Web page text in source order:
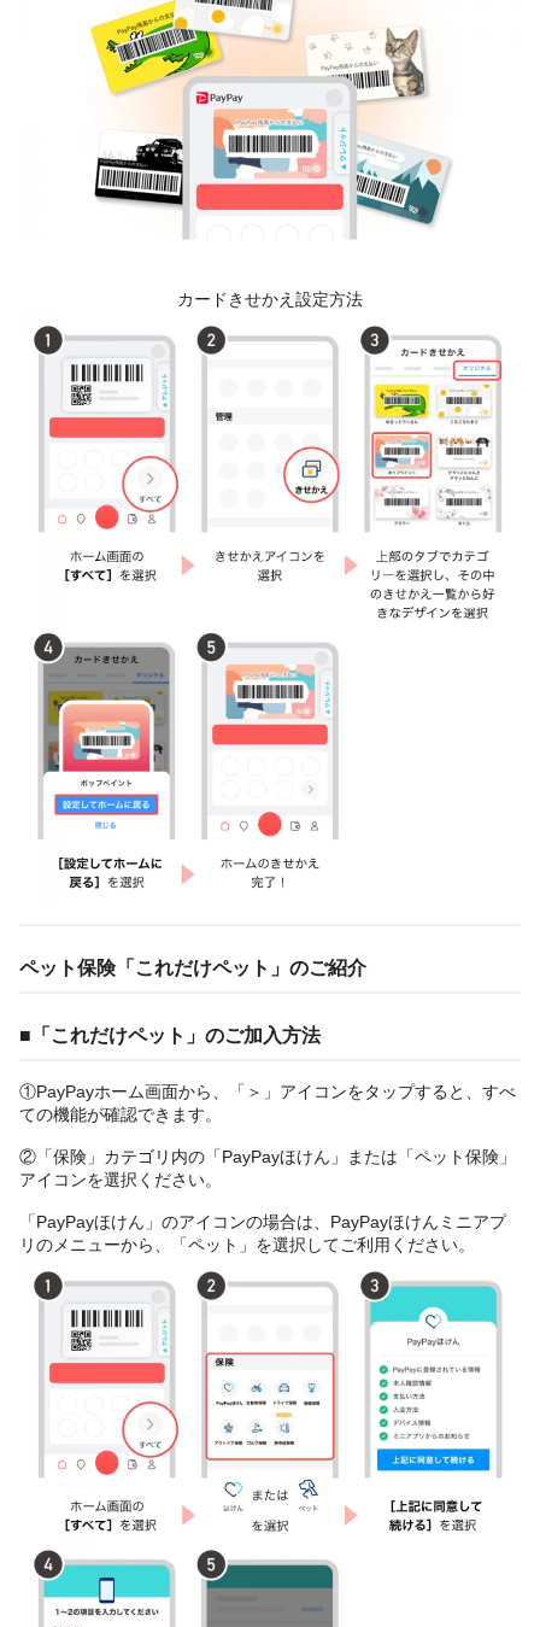
カードきせかえ設定方法
ペット保険「これだけペット」のご紹介
■「これだけペット」のご加入方法
①PayPayホーム画面から、「＞」アイコンをタップすると、すべ
ての機能が確認できます。
②「保険」カテゴリ内の「PayPayほけん」または「ペット保険」
アイコンを選択ください。
「PayPayほけん」のアイコンの場合は、PayPayほけんミニアプ
リのメニューから、「ペット」を選択してご利用ください。